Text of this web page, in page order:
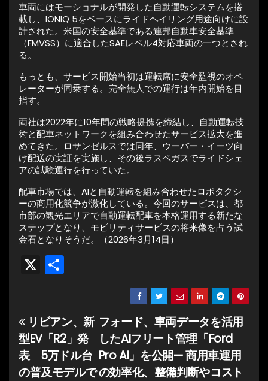
車両にはモーショナルが開発した自動運転システムを搭
載し、IONIQ 5をベースにライドヘイリング用途向けに設
計された。米国の安全基準である連邦自動車安全基準
（FMVSS）に適合したSAEレベル4対応車両の一つとされ
る。
もっとも、サービス開始当初は運転席に安全監視のオペ
レーターが同乗する。完全無人での運行は年内開始を目
指す。
両社は2022年に10年間の戦略提携を締結し、自動運転技
術と配車ネットワークを組み合わせたサービス拡大を進
めてきた。ロサンゼルスでは同年、ウーバー・イーツ向
け配送の実証を実施し、その後ラスベガスでライドシェ
アの試験運行を行っていた。
配車市場では、AIと自動運転を組み合わせたロボタクシ
ーの商用化競争が激化している。今回のサービスは、都
市部の観光エリアで自動運転配車を本格運用する新たな
ステップとなり、モビリティサービスの将来像を占う試
金石となりそうだ。（2026年3月14日）
X
投
稿
ナ
フォード、車両データを活用
したAIフリート管理「Ford
Pro AI」を公開— 商用車運用
の効率化、整備判断やコスト
リビアン、新
型EV「R2」発
表 5万ドル台
の普及モデルで